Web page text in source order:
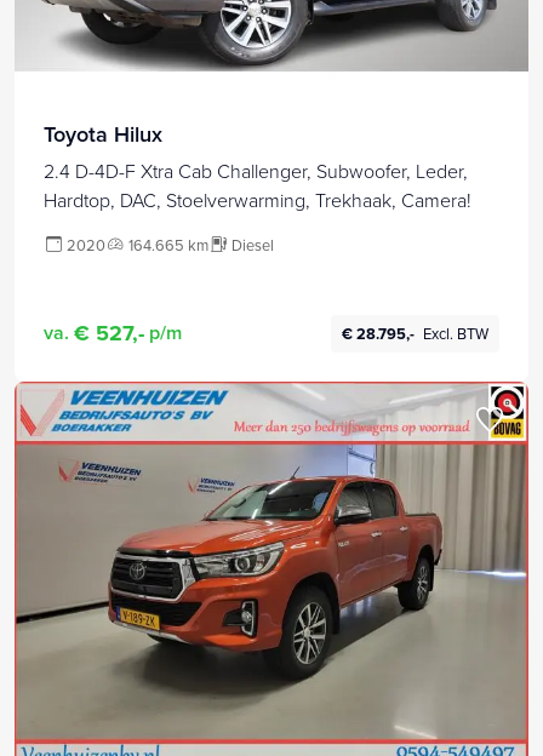
Toyota Hilux
2.4 D-4D-F Xtra Cab Challenger, Subwoofer, Leder,
Hardtop, DAC, Stoelverwarming, Trekhaak, Camera!
2020 164.665 km Diesel
va. € 527,- p/m € 28.795,- Excl. BTW